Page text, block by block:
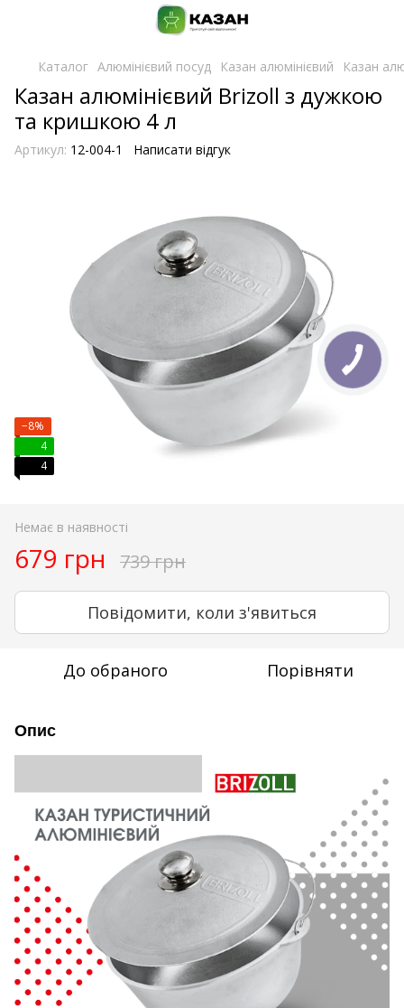
Каталог Алюмінієвий посуд Казан алюмінієвий Казан
Казан алюмінієвий Brizoll з дужкою
та кришкою 4 л
Артикул: 12-004-1 Написати відгук
−8%
4
4
Немає в наявності
679 грн 739 грн
Повідомити, коли з'явиться
До обраного Порівняти
Опис